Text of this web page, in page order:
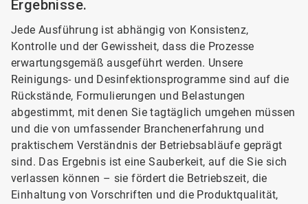
Ergebnisse.
Jede Ausführung ist abhängig von Konsistenz,
Kontrolle und der Gewissheit, dass die Prozesse
erwartungsgemäß ausgeführt werden. Unsere
Reinigungs- und Desinfektionsprogramme sind auf die
Rückstände, Formulierungen und Belastungen
abgestimmt, mit denen Sie tagtäglich umgehen müssen
und die von umfassender Branchenerfahrung und
praktischem Verständnis der Betriebsabläufe geprägt
sind. Das Ergebnis ist eine Sauberkeit, auf die Sie sich
verlassen können – sie fördert die Betriebszeit, die
Einhaltung von Vorschriften und die Produktqualität,